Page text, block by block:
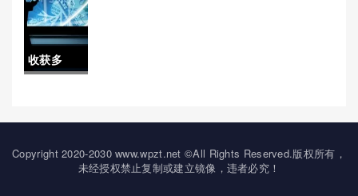
大师期货
喊单直播
间(国际期
收获多
期货实盘
喊单(原油
Copyright 2020-2030 www.wpzt.net ©All Rights Reserved.版权所有，
未经授权禁止复制或建立镜像，违者必究！